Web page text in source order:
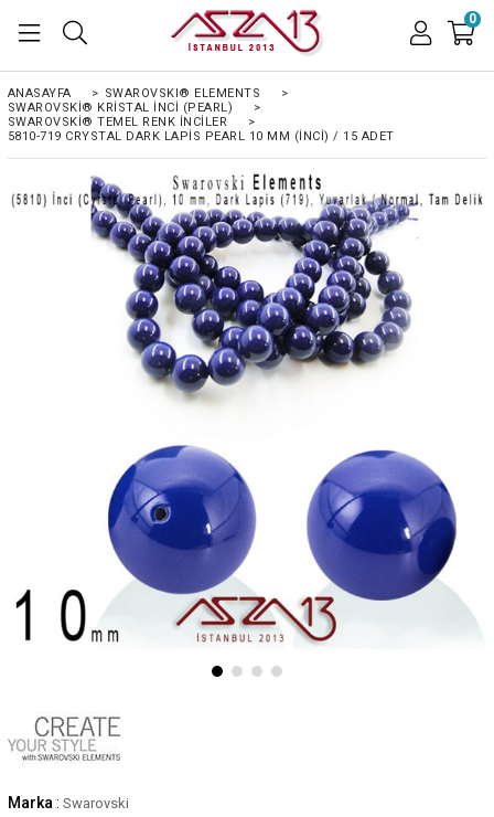
0
ANASAYFA > SWAROVSKI® ELEMENTS
>
SWAROVSKI® KRISTAL İNCI (PEARL)
>
SWAROVSKI® TEMEL RENK İNCILER
>
5810-719 CRYSTAL DARK LAPIS PEARL 10 MM (İNCI) / 15 ADET
Marka : Swarovski